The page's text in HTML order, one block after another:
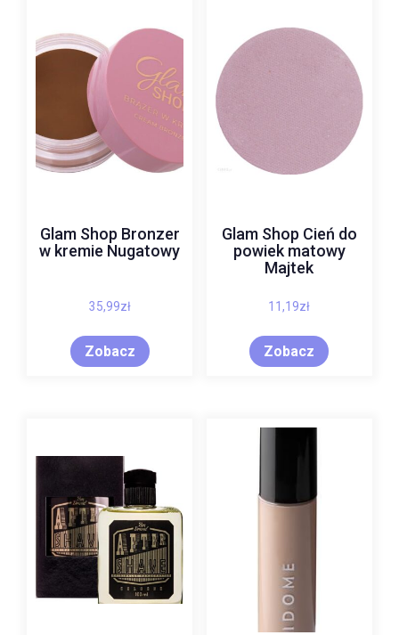
Glam Shop Bronzer
w kremie Nugatowy
35,99zł
Zobacz
Glam Shop Cień do
powiek matowy
Majtek
11,19zł
Zobacz